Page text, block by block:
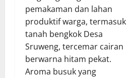
pemakaman dan lahan
produktif warga, termasuk
tanah bengkok Desa
Sruweng, tercemar cairan
berwarna hitam pekat.
Aroma busuk yang